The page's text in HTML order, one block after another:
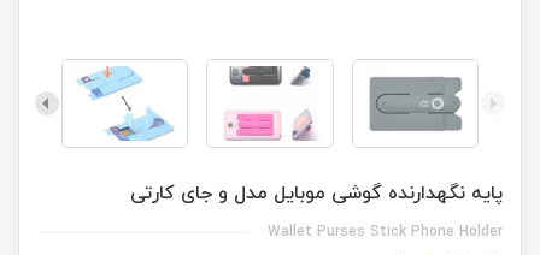
پایه نگهدارنده گوشی موبایل مدل و جای کارتی
Wallet Purses Stick Phone Holder